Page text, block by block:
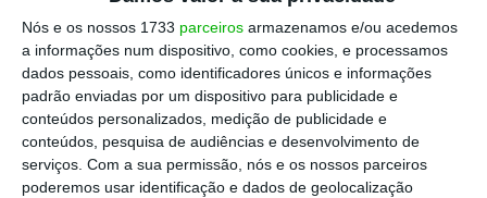
Nós e os nossos 1733 parceiros armazenamos e/ou acedemos
a informações num dispositivo, como cookies, e processamos
dados pessoais, como identificadores únicos e informações
padrão enviadas por um dispositivo para publicidade e
conteúdos personalizados, medição de publicidade e
conteúdos, pesquisa de audiências e desenvolvimento de
serviços. Com a sua permissão, nós e os nossos parceiros
poderemos usar identificação e dados de geolocalização
Ciente das características do tecido
empresarial português, composto por muitas
pequenas empresas com limitações de
tesouraria,o supervisor está a analisar a
hipótese de serem criados “serviços mínimos
bancários para os comerciantes”, apurou o